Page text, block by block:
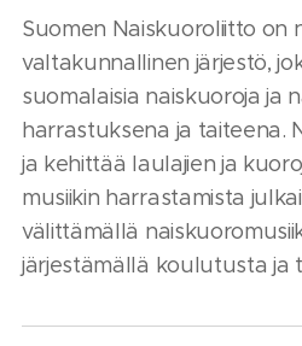
Suomen Naiskuoroliitto on
valtakunnallinen järjestö,
suomalaisia naiskuoroja ja
harrastuksena ja taiteena.
ja kehittää laulajien ja
musiikin harrastamista
välittämällä
järjestämällä koulutusta ja